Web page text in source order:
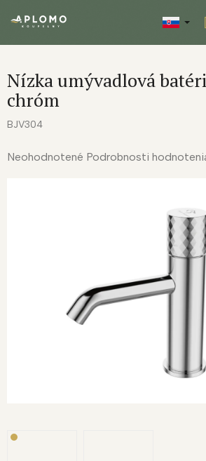
Nízka umývadlová
chróm
BJV304
Priemerné
Neohodnotené Podrobnosti